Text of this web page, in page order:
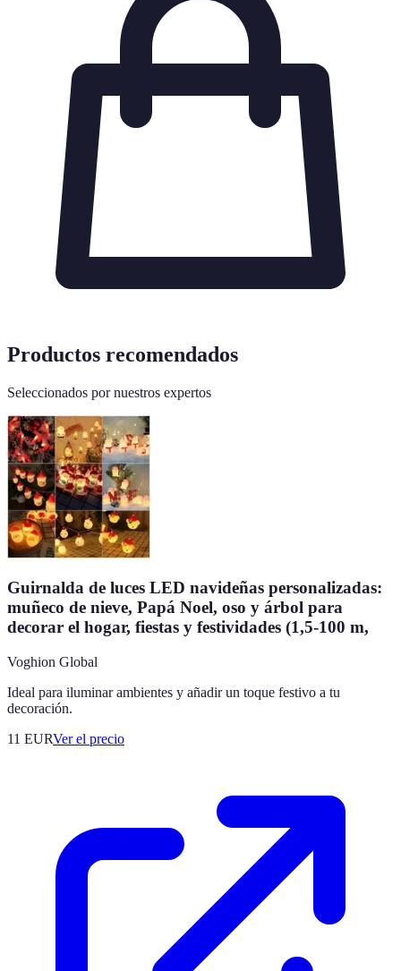
Productos recomendados
Seleccionados por nuestros expertos
Guirnalda de luces LED navideñas personalizadas:
muñeco de nieve, Papá Noel, oso y árbol para
decorar el hogar, fiestas y festividades (1,5-100 m,
Voghion Global
Ideal para iluminar ambientes y añadir un toque festivo a tu
decoración.
11 EURVer el precio